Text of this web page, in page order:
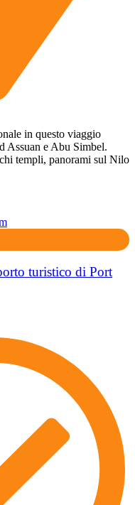
in questo viaggio
Assuan e Abu Simbel.
templi, panorami sul Nilo
turistico di Port